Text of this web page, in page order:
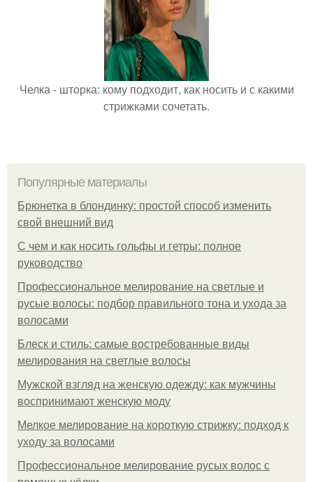
Челка - шторка: кому подходит, как носить и с какими
стрижками сочетать.
Популярные материалы
Брюнетка в блондинку: простой способ изменить
свой внешний вид
С чем и как носить гольфы и гетры: полное
руководство
Профессиональное мелирование на светлые и
русые волосы: подбор правильного тона и ухода за
волосами
Блеск и стиль: самые востребованные виды
мелирования на светлые волосы
Мужской взгляд на женскую одежду: как мужчины
воспринимают женскую моду
Мелкое мелирование на короткую стрижку: подход к
уходу за волосами
Профессиональное мелирование русых волос с